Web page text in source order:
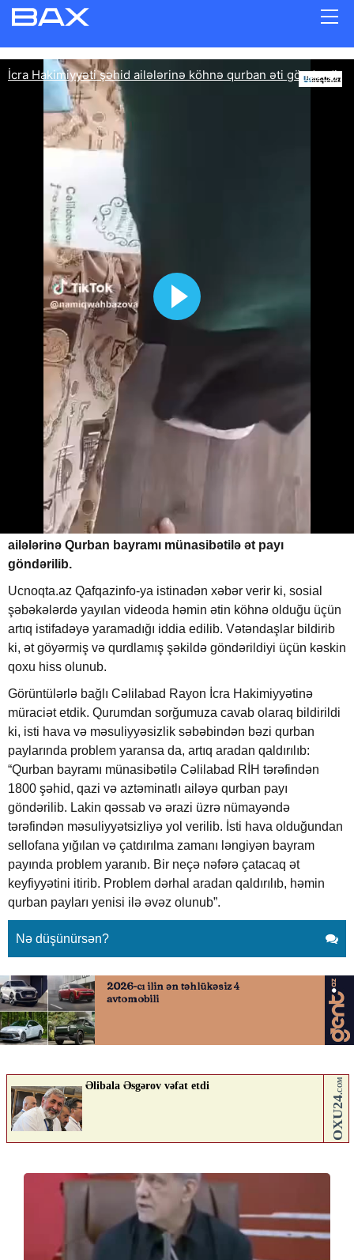
İcra Hakimiyyəti şəhid ailələrinə
köhnə qurban əti göndərdi
28.05.2026
UCNOQTA.AZ
Cəlilabad Rayon İcra Hakimiyyəti tərəfindən şəhid
ailələrinə Qurban bayramı münasibətilə ət payı
göndərilib.
Ucnoqta.az Qafqazinfo-ya istinadən xəbər verir ki, sosial
şəbəkələrdə yayılan videoda həmin ətin köhnə olduğu üçün
artıq istifadəyə yaramadığı iddia edilib. Vətəndaşlar bildirib
ki, ət göyərmiş və qurdlamış şəkildə göndərildiyi üçün kəskin
qoxu hiss olunub.
Görüntülərlə bağlı Cəlilabad Rayon İcra Hakimiyyətinə
müraciət etdik. Qurumdan sorğumuza cavab olaraq bildirildi
ki, isti hava və məsuliyyəsizlik səbəbindən bəzi qurban
paylarında problem yaransa da, artıq aradan qaldırılıb:
“Qurban bayramı münasibətilə Cəlilabad RİH tərəfindən
1800 şəhid, qazi və aztəminatlı ailəyə qurban payı
göndərilib. Lakin qəssab və ərazi üzrə nümayəndə
tərəfindən məsuliyyətsizliyə yol verilib. İsti hava olduğundan
sellofana yığılan və çatdırılma zamanı ləngiyən bayram
payında problem yaranıb. Bir neçə nəfərə çatacaq ət
keyfiyyətini itirib. Problem dərhal aradan qaldırılıb, həmin
qurban payları yenisi ilə əvəz olunub”.
Nə düşünürsən?